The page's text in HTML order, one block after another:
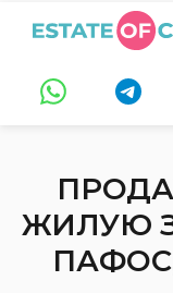
ЖИЛУЮ
ПАФОС,